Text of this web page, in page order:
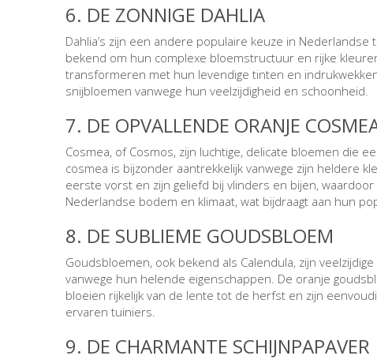
6. DE ZONNIGE DAHLIA
Dahlia’s zijn een andere populaire keuze in
bekend om hun complexe bloemstructuur en rijke
transformeren met hun levendige tinten en
snijbloemen vanwege hun veelzijdigheid en schoonheid.
7. DE OPVALLENDE ORANJE
Cosmea, of Cosmos, zijn luchtige, delicate bloemen die
cosmea is bijzonder aantrekkelijk vanwege zijn heldere
eerste vorst en zijn geliefd bij vlinders en bijen,
Nederlandse bodem en klimaat, wat bijdraagt aan hun
8. DE SUBLIEME GOUDSBLOEM
Goudsbloemen, ook bekend als Calendula, zijn
vanwege hun helende eigenschappen. De oranje
bloeien rijkelijk van de lente tot de herfst en zijn
ervaren tuiniers.
9. DE CHARMANTE SCHIJNPAPAVER